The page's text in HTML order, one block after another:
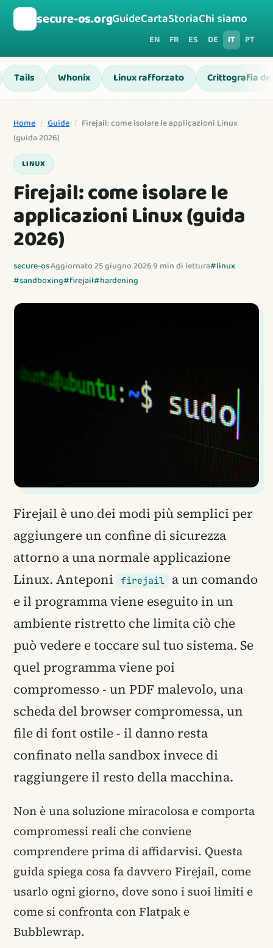
secure-os.orgGuideCartaStoriaChi siamo
EN FR ES DE IT PT
Tails Whonix Linux rafforzato Crittografia
Home / Guide / Firejail: come isolare le applicazioni Linux
(guida 2026)
LINUX
Firejail: come isolare le
applicazioni Linux (guida
2026)
secure-os·Aggiornato 25 giugno 2026·9 min di lettura#linux
#sandboxing#firejail#hardening
Firejail è uno dei modi più semplici per
aggiungere un confine di sicurezza
attorno a una normale applicazione
Linux. Anteponi
firejail
a un comando
e il programma viene eseguito in un
ambiente ristretto che limita ciò che
può vedere e toccare sul tuo sistema. Se
quel programma viene poi
compromesso - un PDF malevolo, una
scheda del browser compromessa, un
file di font ostile - il danno resta
confinato nella sandbox invece di
raggiungere il resto della macchina.
Non è una soluzione miracolosa e comporta
compromessi reali che conviene
comprendere prima di affidarvisi. Questa
guida spiega cosa fa davvero Firejail, come
usarlo ogni giorno, dove sono i suoi limiti e
come si confronta con Flatpak e
Bubblewrap.